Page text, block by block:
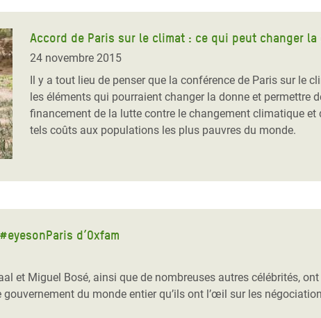
Accord de Paris sur le climat : ce qui peut changer la
24 novembre 2015
Il y a tout lieu de penser que la conférence de Paris sur le
les éléments qui pourraient changer la donne et permettre
financement de la lutte contre le changement climatique et
tels coûts aux populations les plus pauvres du monde.
d’Oxfam
et Miguel Bosé, ainsi que de nombreuses autres célébrités,
du monde entier qu’ils ont l’œil sur les